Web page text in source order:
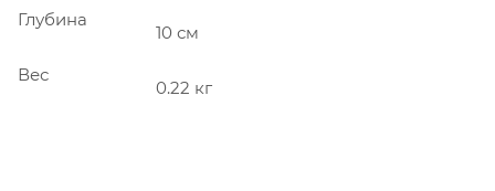
Глубина
10 см
Вес
0.22 кг